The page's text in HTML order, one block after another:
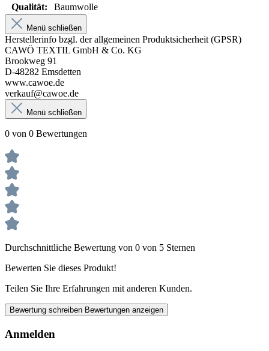
Qualität:
Baumwolle
Menü schließen
Herstellerinfo bzgl. der allgemeinen Produktsicherheit (GPSR)
CAWÖ TEXTIL GmbH & Co. KG
Brookweg 91
D-48282 Emsdetten
www.cawoe.de
verkauf@cawoe.de
Menü schließen
0 von 0 Bewertungen
Durchschnittliche Bewertung von 0 von 5 Sternen
Bewerten Sie dieses Produkt!
Teilen Sie Ihre Erfahrungen mit anderen Kunden.
Bewertung schreiben Bewertungen anzeigen
Anmelden